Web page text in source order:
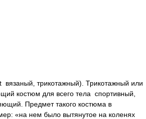
трикотажный). Трикотажный или
костюм для всего тела спортивный,
Предмет такого костюма в
«на нем было вытянутое на коленях